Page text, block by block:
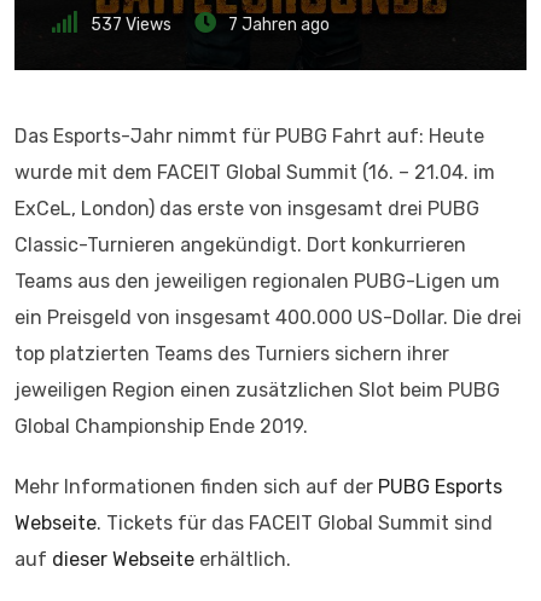
537 Views 7 Jahren ago
Das Esports-Jahr nimmt für PUBG Fahrt auf: Heute
wurde mit dem FACEIT Global Summit (16. – 21.04. im
ExCeL, London) das erste von insgesamt drei PUBG
Classic-Turnieren angekündigt. Dort konkurrieren
Teams aus den jeweiligen regionalen PUBG-Ligen um
ein Preisgeld von insgesamt 400.000 US-Dollar. Die drei
top platzierten Teams des Turniers sichern ihrer
jeweiligen Region einen zusätzlichen Slot beim PUBG
Global Championship Ende 2019.
Mehr Informationen finden sich auf der PUBG Esports
Webseite. Tickets für das FACEIT Global Summit sind
auf dieser Webseite erhältlich.